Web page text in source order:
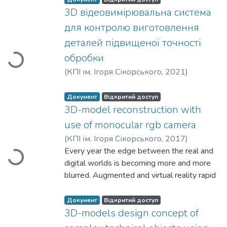
density) and low-quality (group 2 — low
density) poly-ethylene polymer films has
been proposed and substantiated.Layer-
by-layer coordinate distributions of the
magnitude of theset of Mueller-matrix
invariants (MMI) of polymer films of
polymer samples.
Вантажиться...
3D відеовимірювальна система
для контролю виготовлення
деталей підвищеної точності
обробки
(КПІ ім. Ігоря Сікорського, 2021)
Б.
Вантажиться...
Документ Відкритий доступ
3D-model reconstruction with
use of monocular rgb camera
(КПІ ім. Ігоря Сікорського, 2017)
Vedmedenko, O. V.;Nikolaiev, S. S. ;
Tymoshenko, Y. A.
Every year the edge between the real and
digital worlds is becoming more and more
blurred. Augmented and virtual reality rapid
more productive work and entertainment,
revolution in 3D printing technologies
begets boost in multiple DIY communities
Документ Відкритий доступ
3D-models design concept of